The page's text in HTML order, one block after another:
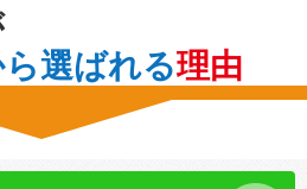
選ばれる理由